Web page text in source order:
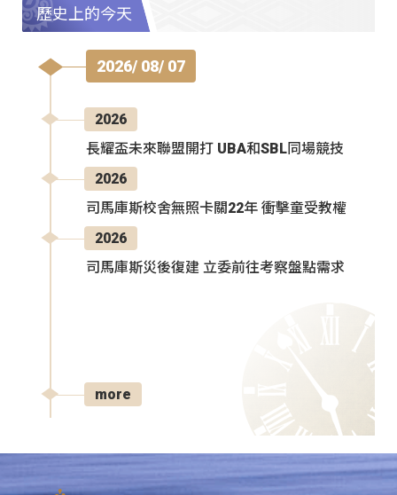
歷史上的今天
2026/ 08/ 07
2026
長耀盃未來聯盟開打 UBA和SBL同場競技
2026
司馬庫斯校舍無照卡關22年 衝擊童受教權
2026
司馬庫斯災後復建 立委前往考察盤點需求
more